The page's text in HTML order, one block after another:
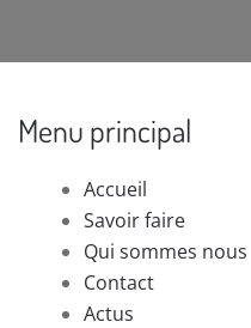
Menu principal
Accueil
Savoir faire
Qui sommes nous
Contact
Actus